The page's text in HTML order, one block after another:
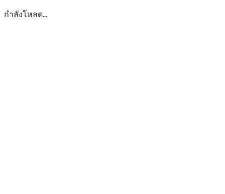
กำลังโหลด...